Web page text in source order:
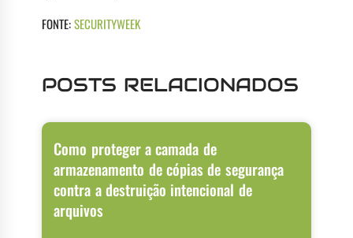
FONTE:SECURITYWEEK
POSTS RELACIONADOS
Como proteger a camada de
armazenamento de cópias de segurança
contra a destruição intencional de
arquivos